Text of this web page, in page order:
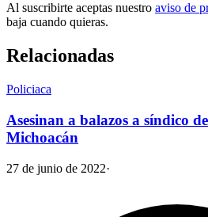
Al suscribirte aceptas nuestro aviso de
baja cuando quieras.
Relacionadas
Policiaca
Asesinan a balazos a síndico
Michoacán
27 de junio de 2022·